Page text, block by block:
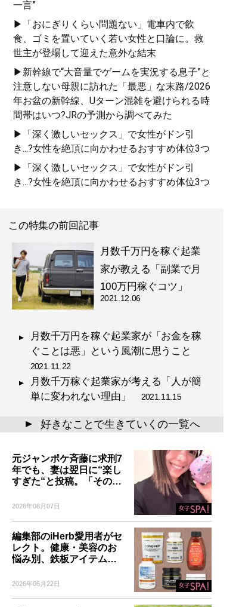
のは誰にでも実現でき
る！
記事一覧へ
一言”
▶「おにぎりくらい問題ない」電車内で飲
食、ゴミを置いていく若い女性と口論に。救
世主が登場して迎えた意外な結末
▶新幹線で“大音量でゲームを実況する息子”と
注意しない母親に訪れた「最悪」な末路/2026
年お盆の新幹線、Uターン混雑を避けられる時
間帯はいつ?JRの予測から調べてみた
▶「深く激しいセックス」で女性がドン引
き...?女性を絶頂に向かわせるおすすめ体位3つ
▶「深く激しいセックス」で女性がドン引
き...?女性を絶頂に向かわせるおすすめ体位3つ
この特集の前回記事
月数千万円を稼ぐ起業
家が教える「副業で月
100万円稼ぐコツ」
2021.12.06
月数千万円を稼ぐ起業家が「お金を稼
ぐことは悪」という風潮に思うこと
2021.11.22
月数千万稼ぐ起業家が考える「人が簡
単に変われない理由」 2021.11.15
▲ 好きなことで生きていくの一覧へ
元ジャンポケ斉藤に求刑7
年でも、妻は翌日に“楽し
すぎた“と投稿。「その…
2026年08月07日
編集部のiHerb愛用者がセ
レクト。健康・美容のお
悩み別、鉄板アイテム…
2026年06月22日